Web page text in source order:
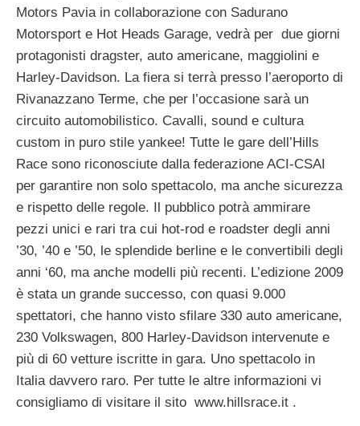
Motors Pavia in collaborazione con Sadurano
Motorsport e Hot Heads Garage, vedrà per due giorni
protagonisti dragster, auto americane, maggiolini e
Harley-Davidson. La fiera si terrà presso l’aeroporto di
Rivanazzano Terme, che per l’occasione sarà un
circuito automobilistico. Cavalli, sound e cultura
custom in puro stile yankee! Tutte le gare dell’Hills
Race sono riconosciute dalla federazione ACI-CSAI
per garantire non solo spettacolo, ma anche sicurezza
e rispetto delle regole. Il pubblico potrà ammirare
pezzi unici e rari tra cui hot-rod e roadster degli anni
’30, ’40 e ’50, le splendide berline e le convertibili degli
anni ‘60, ma anche modelli più recenti. L’edizione 2009
è stata un grande successo, con quasi 9.000
spettatori, che hanno visto sfilare 330 auto americane,
230 Volkswagen, 800 Harley-Davidson intervenute e
più di 60 vetture iscritte in gara. Uno spettacolo in
Italia davvero raro. Per tutte le altre informazioni vi
consigliamo di visitare il sito www.hillsrace.it .